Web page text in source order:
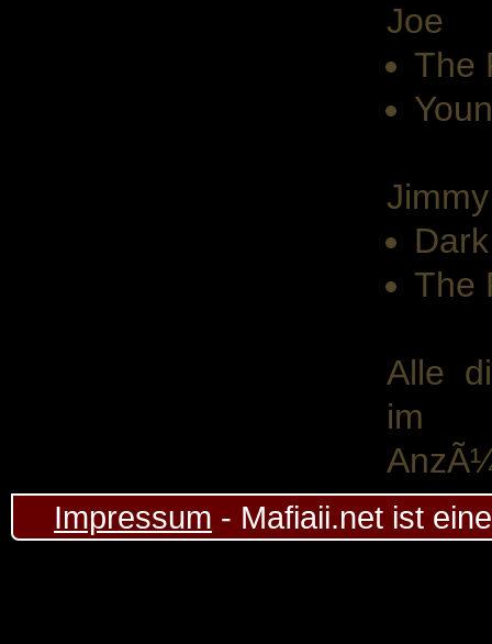
Joe
The
Jimmy
The
Alle
im
Impressum - Mafiaii.net ist